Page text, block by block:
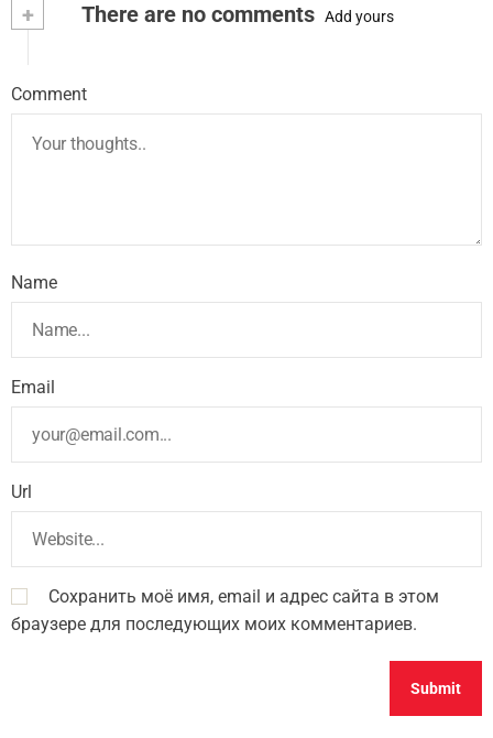
+ There are no comments Add yours
Comment
Name
Email
Url
Сохранить моё имя, email и адрес сайта в этом
браузере для последующих моих комментариев.